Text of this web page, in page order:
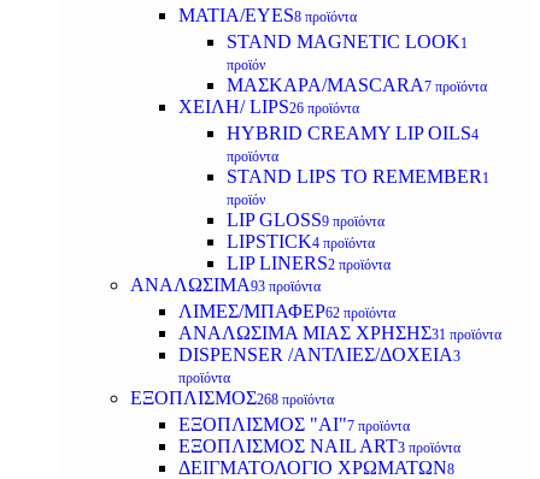
ΜΑΤΙΑ/EYES8 προϊόντα
STAND MAGNETIC LOOK1
προϊόν
ΜΑΣΚΑΡΑ/MASCARA7 προϊόντα
ΧΕΙΛΗ/ LIPS26 προϊόντα
HYBRID CREAMY LIP OILS4
προϊόντα
STAND LIPS TO REMEMBER 1
προϊόν
LIP GLOSS9 προϊόντα
LIPSTICK4 προϊόντα
LIP LINERS2 προϊόντα
ΑΝΑΛΩΣΙΜΑ93 προϊόντα
ΛΙΜΕΣ/ΜΠΑΦΕΡ62 προϊόντα
ΑΝΑΛΩΣΙΜΑ ΜΙΑΣ ΧΡΗΣΗΣ31 προϊόντα
DISPENSER /ΑΝΤΛΙΕΣ/ΔΟΧΕΙΑ3
προϊόντα
ΕΞΟΠΛΙΣΜΟΣ268 προϊόντα
ΕΞΟΠΛΙΣΜΟΣ "AI"7 προϊόντα
ΕΞΟΠΛΙΣΜΟΣ NAIL ART3 προϊόντα
ΔΕΙΓΜΑΤΟΛΟΓΙΟ ΧΡΩΜΑΤΩΝ8